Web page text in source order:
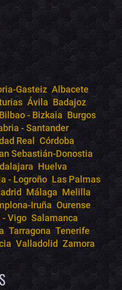
Gasteiz Albacete
Ávila Badajoz
Bilbao - Bizkaia Burgos
- Santander
Real Córdoba
Sebastián-Donostia
Huelva
- Logroño Las Palmas
Málaga Melilla
Iruña Ourense
- Vigo Salamanca
Tarragona Tenerife
Valladolid Zamora
a encontrar conciertos